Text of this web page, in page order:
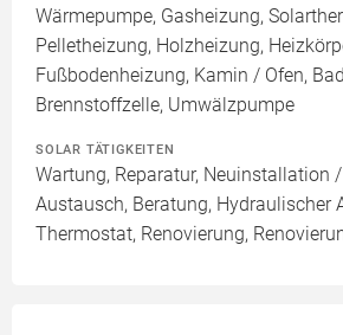
Wärmepumpe, Gasheizung,
Pelletheizung, Holzheizung,
Fußbodenheizung, Kamin / Ofen,
Brennstoffzelle, Umwälzpumpe
SOLAR TÄTIGKEITEN
Wartung, Reparatur, Neuinstallation
Austausch, Beratung, Hydraulischer
Thermostat, Renovierung,